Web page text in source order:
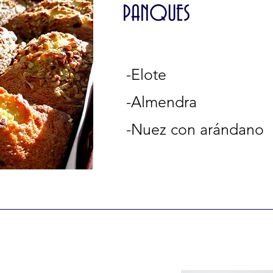
PANQUES
-Elote
-Almendra
-Nuez con arándano